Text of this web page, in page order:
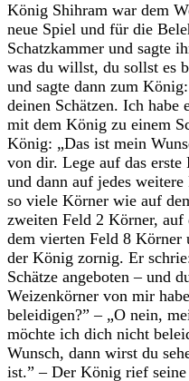
König Shihram war dem
neue Spiel und für die
Schatzkammer und sagte
was du willst, du sollst es
und sagte dann zum
deinen Schätzen. Ich habe
mit dem König zu einem
König: „Das ist mein
von dir. Lege auf das erste
und dann auf jedes
so viele Körner wie auf
zweiten Feld 2 Körner,
dem vierten Feld 8
der König zornig. Er
Schätze angeboten – und
Weizenkörner von mir
beleidigen?” – „O nein,
möchte ich dich nicht
Wunsch, dann wirst du
ist.” – Der König rief